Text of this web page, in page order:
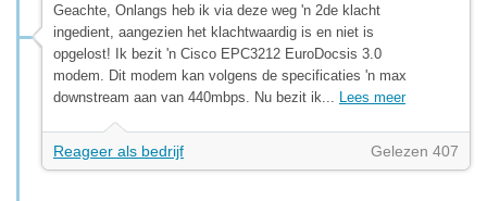
Geachte, Onlangs heb ik via deze weg 'n 2de klacht
ingedient, aangezien het klachtwaardig is en niet is
opgelost! Ik bezit 'n Cisco EPC3212 EuroDocsis 3.0
modem. Dit modem kan volgens de specificaties 'n max
downstream aan van 440mbps. Nu bezit ik... Lees meer
Reageer als bedrijf Gelezen 407